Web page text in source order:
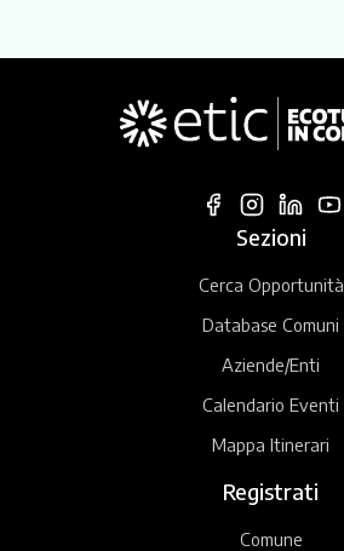
Sezioni
Cerca Opportunità
Database Comuni
Aziende/Enti
Calendario Eventi
Mappa Itinerari
Registrati
Comune